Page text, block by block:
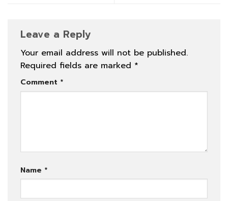
Leave a Reply
Your email address will not be published.
Required fields are marked *
Comment *
Name *